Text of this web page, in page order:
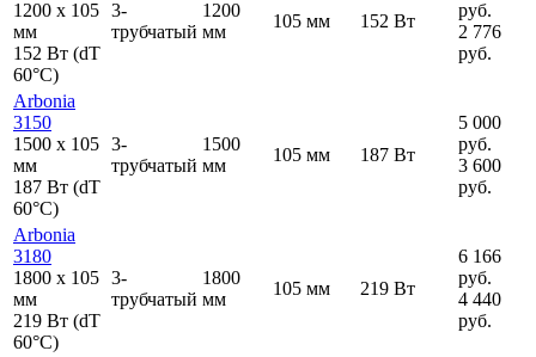
1200 x 105
мм
152 Вт (dT
60°C)
3-
трубчатый
1200
мм
105 мм 152 Вт
руб.
2 776
руб.
Arbonia
3150
1500 x 105
мм
187 Вт (dT
60°C)
3-
трубчатый
1500
мм
105 мм 187 Вт
5 000
руб.
3 600
руб.
Arbonia
3180
1800 x 105
мм
219 Вт (dT
60°C)
3-
трубчатый
1800
мм
105 мм 219 Вт
6 166
руб.
4 440
руб.